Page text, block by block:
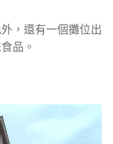
，還有一個攤位出
品。